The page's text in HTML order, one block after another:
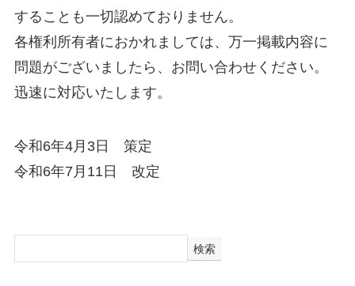
することも一切認めておりません。
各権利所有者におかれましては、万一掲載内容に
問題がございましたら、お問い合わせください。
迅速に対応いたします。
令和6年4月3日 策定
令和6年7月11日 改定
検索